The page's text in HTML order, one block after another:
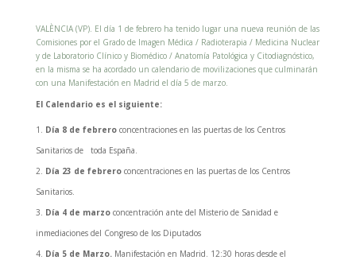
VALÈNCIA (VP). El día 1 de febrero ha tenido lugar una nueva reunión de las
Comisiones por el Grado de Imagen Médica / Radioterapia / Medicina Nuclear
y de Laboratorio Clínico y Biomédico / Anatomía Patológica y Citodiagnóstico,
en la misma se ha acordado un calendario de movilizaciones que culminarán
con una Manifestación en Madrid el día 5 de marzo.
El Calendario es el siguiente:
Día 8 de febreroconcentraciones en las puertas de los Centros
Sanitarios de toda España.
Día 23 de febreroconcentraciones en las puertas de los Centros
Sanitarios.
Día 4 de marzo concentración ante del Misterio de Sanidad e
inmediaciones del Congreso de los Diputados
Día 5 de Marzo.Manifestación en Madrid. 12:30 horas desde el